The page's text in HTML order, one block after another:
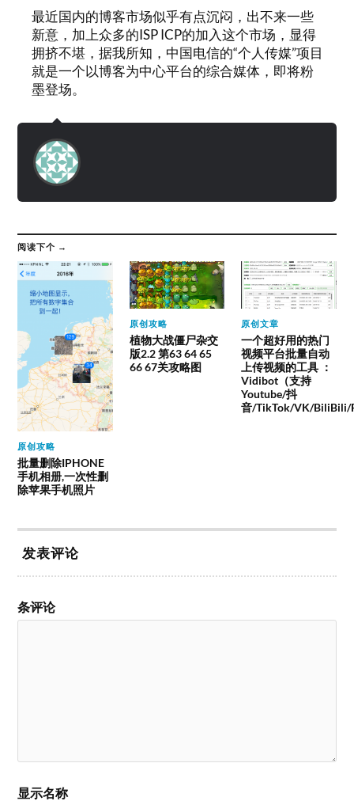
最近国内的博客市场似乎有点沉闷，出不来一些
新意，加上众多的ISP ICP的加入这个市场，显得
拥挤不堪，据我所知，中国电信的“个人传媒”项目
就是一个以博客为中心平台的综合媒体，即将粉
墨登场。
阅读下个 →
原创攻略
批量删除IPHONE
手机相册,一次性删
除苹果手机照片
原创攻略
植物大战僵尸杂交
版2.2 第63 64 65
66 67关攻略图
原创文章
一个超好用的热门
视频平台批量自动
上传视频的工具 ：
Vidibot（支持
Youtube/抖
音/TikTok/VK/BiliBili/
发表评论
条评论
显示名称